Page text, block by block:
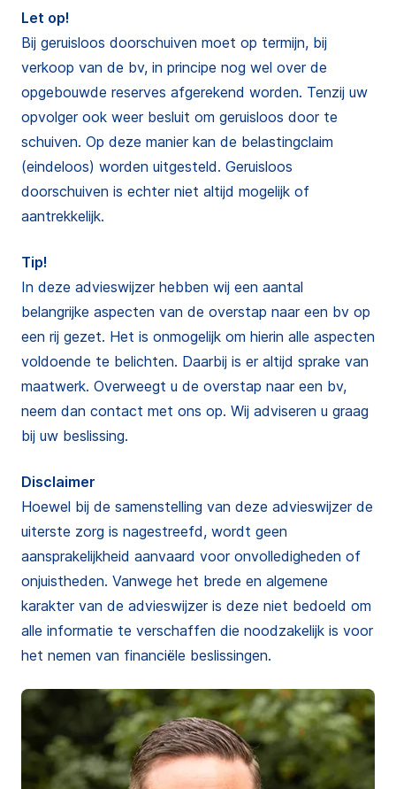
Let op!
Bij geruisloos doorschuiven moet op termijn, bij
verkoop van de bv, in principe nog wel over de
opgebouwde reserves afgerekend worden. Tenzij uw
opvolger ook weer besluit om geruisloos door te
schuiven. Op deze manier kan de belastingclaim
(eindeloos) worden uitgesteld. Geruisloos
doorschuiven is echter niet altijd mogelijk of
aantrekkelijk.
Tip!
In deze advieswijzer hebben wij een aantal
belangrijke aspecten van de overstap naar een bv op
een rij gezet. Het is onmogelijk om hierin alle aspecten
voldoende te belichten. Daarbij is er altijd sprake van
maatwerk. Overweegt u de overstap naar een bv,
neem dan contact met ons op. Wij adviseren u graag
bij uw beslissing.
Disclaimer
Hoewel bij de samenstelling van deze advieswijzer de
uiterste zorg is nagestreefd, wordt geen
aansprakelijkheid aanvaard voor onvolledigheden of
onjuistheden. Vanwege het brede en algemene
karakter van de advieswijzer is deze niet bedoeld om
alle informatie te verschaffen die noodzakelijk is voor
het nemen van financiële beslissingen.